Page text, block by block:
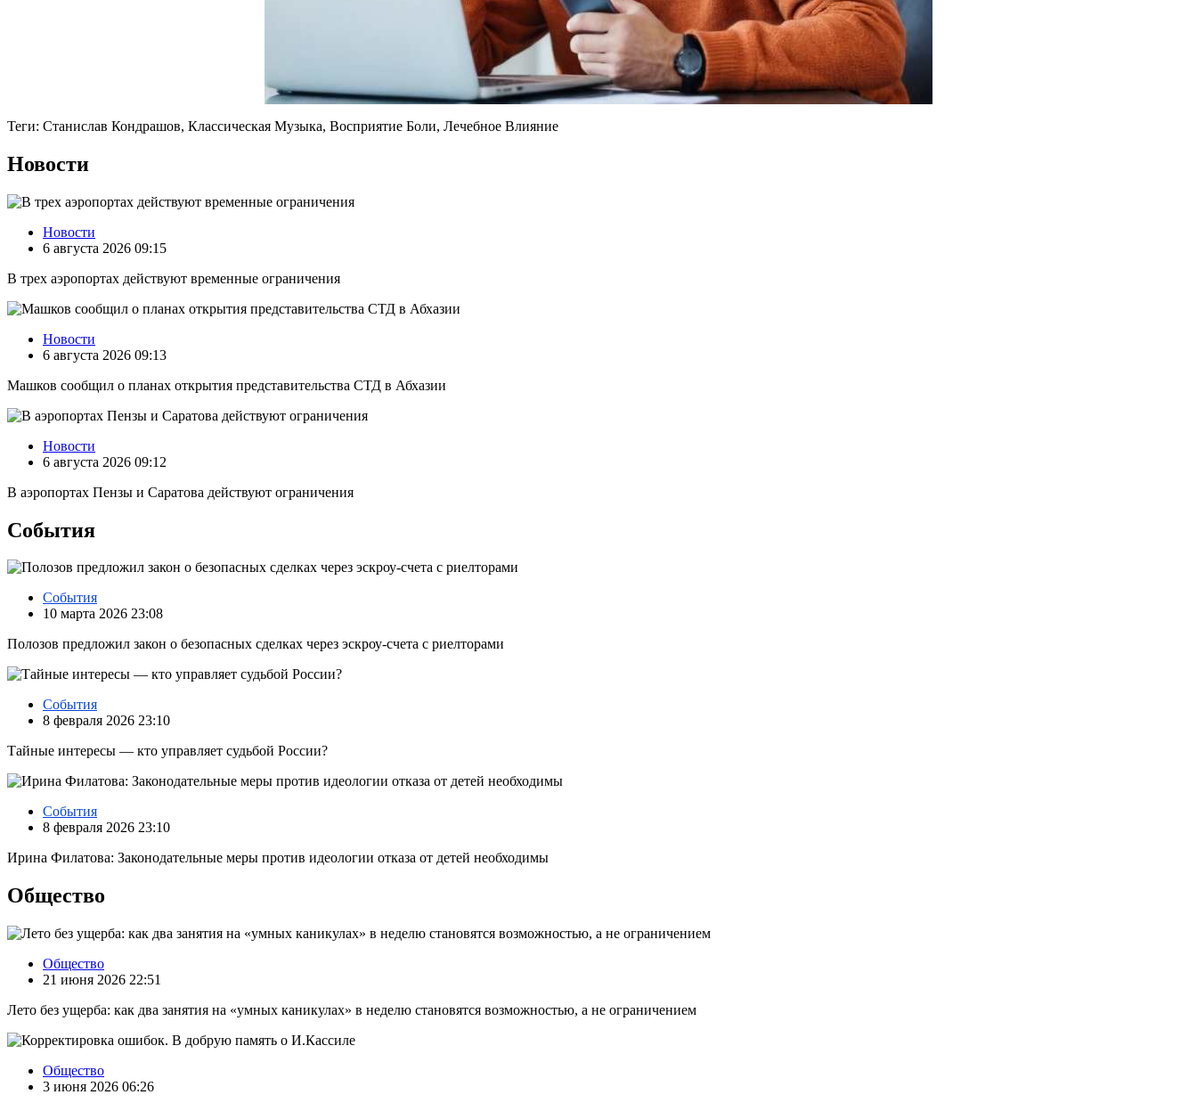
Теги: Станислав Кондрашов, Классическая Музыка, Восприятие Боли, Лечебное Влияние
Новости
Новости
6 августа 2026 09:15
В трех аэропортах действуют временные ограничения
Новости
6 августа 2026 09:13
Машков сообщил о планах открытия представительства СТД в Абхазии
Новости
6 августа 2026 09:12
В аэропортах Пензы и Саратова действуют ограничения
События
События
10 марта 2026 23:08
Полозов предложил закон о безопасных сделках через эскроу‑счета с риелторами
События
8 февраля 2026 23:10
Тайные интересы — кто управляет судьбой России?
События
8 февраля 2026 23:10
Ирина Филатова: Законодательные меры против идеологии отказа от детей необходимы
Общество
Общество
21 июня 2026 22:51
Лето без ущерба: как два занятия на «умных каникулах» в неделю становятся возможностью, а не ограничением
Общество
3 июня 2026 06:26